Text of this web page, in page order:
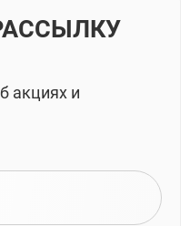
акциях и